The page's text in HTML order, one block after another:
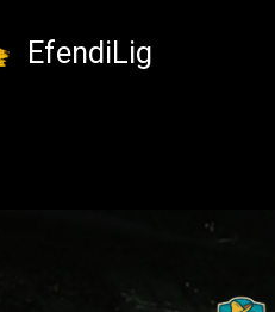
EfendiLig